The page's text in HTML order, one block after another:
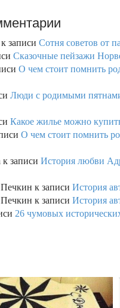
к записи Сотня советов от
Сказочные пейзажи
О чем стоит помнить
Люди с родимыми
Какое жилье можно
О чем стоит помнить
к записи История любви
к записи История
к записи История
26 чумовых